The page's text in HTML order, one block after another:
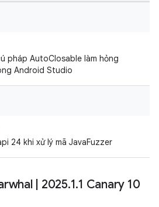
pháp AutoClosable làm hỏng
Android Studio
24 khi xử lý mã JavaFuzzer
2025.1.1 Canary 10